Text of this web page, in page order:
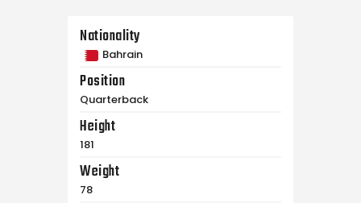
Nationality
Bahrain
Position
Quarterback
Height
181
Weight
78